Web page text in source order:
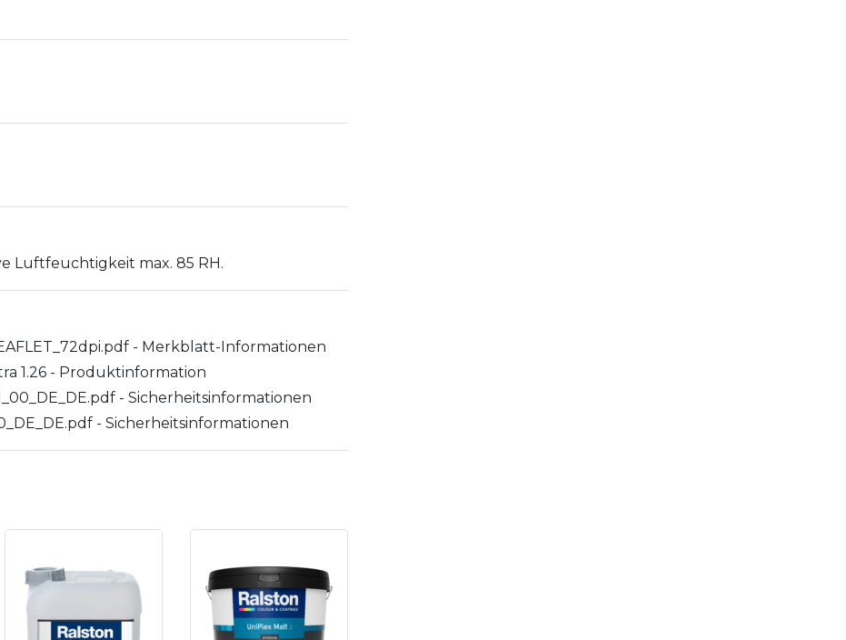
Luftfeuchtigkeit max. 85 RH.
- Merkblatt-Informationen
1.26 - Produktinformation
- Sicherheitsinformationen
- Sicherheitsinformationen